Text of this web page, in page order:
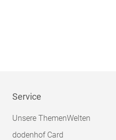
Service
Unsere ThemenWelten
dodenhof Card